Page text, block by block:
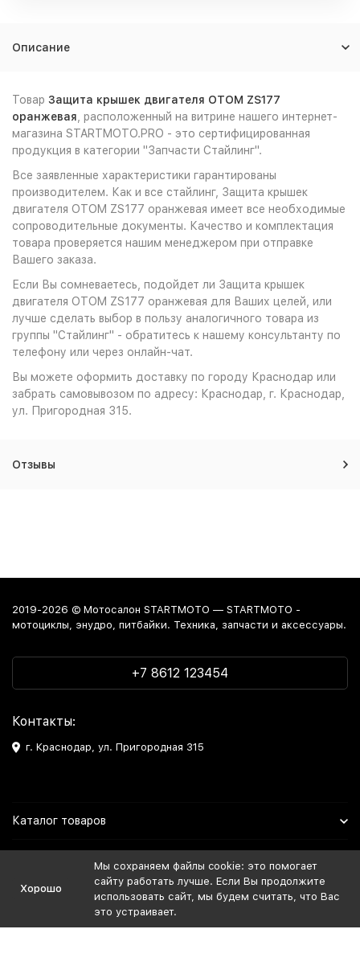
Описание
Товар Защита крышек двигателя OTOM ZS177
оранжевая , расположенный на витрине нашего интернет-
магазина STARTMOTO.PRO - это сертифицированная
продукция в категории "Запчасти Стайлинг".
Все заявленные характеристики гарантированы
производителем. Как и все стайлинг, Защита крышек
двигателя OTOM ZS177 оранжевая имеет все необходимые
сопроводительные документы. Качество и комплектация
товара проверяется нашим менеджером при отправке
Вашего заказа.
Если Вы сомневаетесь, подойдет ли Защита крышек
двигателя OTOM ZS177 оранжевая для Ваших целей, или
лучше сделать выбор в пользу аналогичного товара из
группы "Стайлинг" - обратитесь к нашему консультанту по
телефону или через онлайн-чат.
Вы можете оформить доставку по городу Краснодар или
забрать самовывозом по адресу: Краснодар, г. Краснодар,
ул. Пригородная 315.
Отзывы
2019-2026 © Мотосалон STARTMOTO — STARTMOTO -
мотоциклы, энудро, питбайки. Техника, запчасти и аксессуары.
+7 8612 123454
Контакты:
г. Краснодар, ул. Пригородная 315
Каталог товаров
Мы в Соцсетях
Хорошо
Мы сохраняем файлы cookie: это помогает
сайту работать лучше. Если Вы продолжите
использовать сайт, мы будем считать, что Вас
это устраивает.